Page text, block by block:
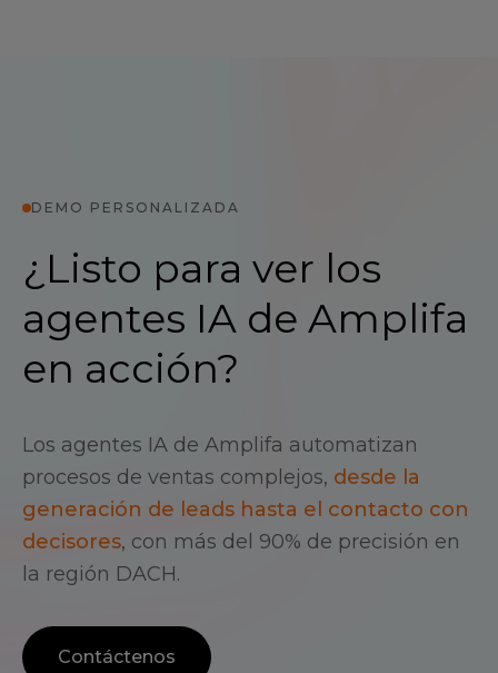
DEMO PERSONALIZADA
¿Listo para ver los
agentes IA de Amplifa
en acción?
Los agentes IA de Amplifa automatizan
procesos de ventas complejos, desde la
generación de leads hasta el contacto con
decisores, con más del 90% de precisión en
la región DACH.
Contáctenos